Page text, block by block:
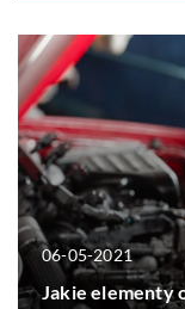
06-05-2021
Jakie elementy